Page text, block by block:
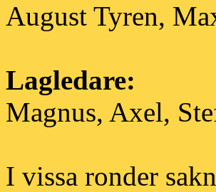
August Tyren,
Lagledare:
Magnus, Axel,
I vissa ronder